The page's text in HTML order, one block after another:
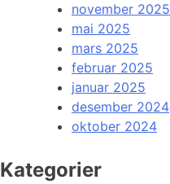
november 2025
mai 2025
mars 2025
februar 2025
januar 2025
desember 2024
oktober 2024
Kategorier